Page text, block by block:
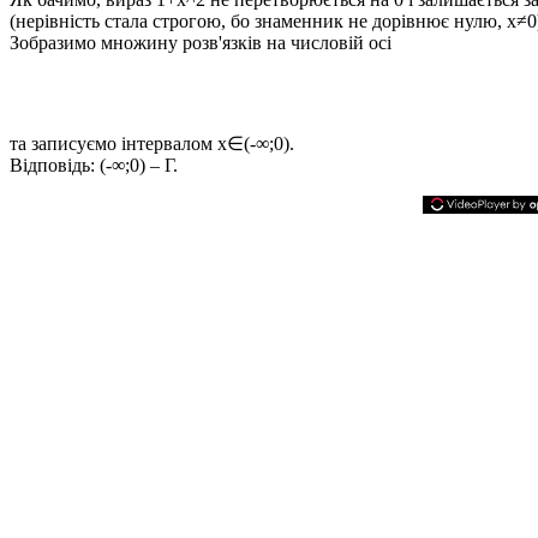
(нерівність стала строгою, бо знаменник не дорівнює нулю, x≠0
Зобразимо множину розв'язків на числовій осі
та записуємо інтервалом x∈(-∞;0).
Відповідь: (-∞;0) – Г.